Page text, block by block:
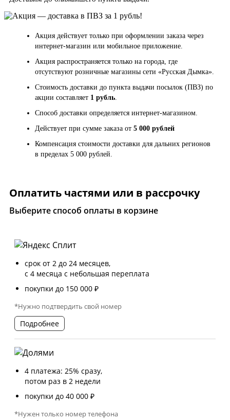
Акция действует только при оформлении заказа через
интернет-магазин или мобильное приложение.
Акция распространяется только на города, где
отсутствуют розничные магазины сети «Русская Дымка».
Стоимость доставки до пункта выдачи посылок (ПВЗ) по
акции составляет 1 рубль.
Способ доставки определяется интернет-магазином.
Действует при сумме заказа от 5 000 рублей
Компенсация стоимости доставки для дальних регионов
в пределах 5 000 рублей.
Оплатить частями или в рассрочку
Выберите способ оплаты в корзине
срок от 2 до 24 месяцев,
с 4 месяца с небольшая переплата
покупки до 150 000 ₽
*Нужно подтвердить свой номер
Подробнее
4 платежа: 25% сразу,
потом раз в 2 недели
покупки до 40 000 ₽
*Нужен только номер телефона